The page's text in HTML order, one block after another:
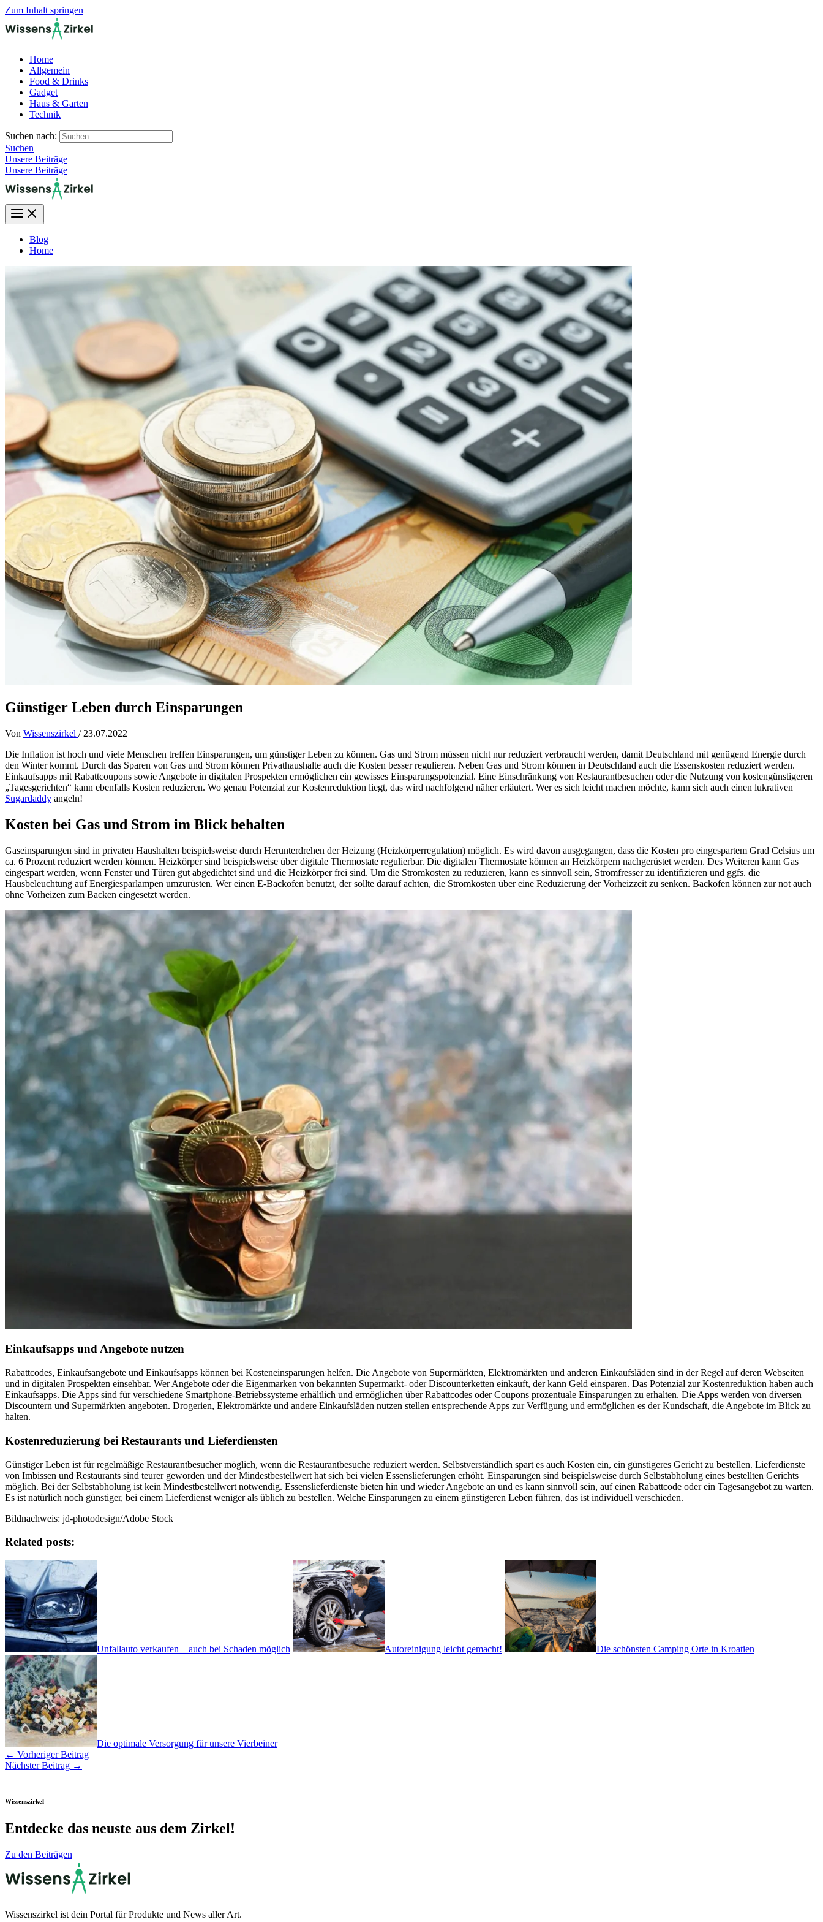
Zum Inhalt springen
Home
Allgemein
Food & Drinks
Gadget
Haus & Garten
Technik
Suchen nach:
Suchen
Unsere Beiträge
Unsere Beiträge
Blog
Home
Günstiger Leben durch Einsparungen
Von Wissenszirkel / 23.07.2022
Die Inflation ist hoch und viele Menschen treffen Einsparungen, um günstiger Leben zu können. Gas und Strom müssen nicht nur reduziert verbraucht werden, damit Deutschland mit genügend Energie durch
den Winter kommt. Durch das Sparen von Gas und Strom können Privathaushalte auch die Kosten besser regulieren. Neben Gas und Strom können in Deutschland auch die Essenskosten reduziert werden.
Einkaufsapps mit Rabattcoupons sowie Angebote in digitalen Prospekten ermöglichen ein gewisses Einsparungspotenzial. Eine Einschränkung von Restaurantbesuchen oder die Nutzung von kostengünstigeren
„Tagesgerichten“ kann ebenfalls Kosten reduzieren. Wo genau Potenzial zur Kostenreduktion liegt, das wird nachfolgend näher erläutert. Wer es sich leicht machen möchte, kann sich auch einen lukrativen
Sugardaddy angeln!
Kosten bei Gas und Strom im Blick behalten
Gaseinsparungen sind in privaten Haushalten beispielsweise durch Herunterdrehen der Heizung (Heizkörperregulation) möglich. Es wird davon ausgegangen, dass die Kosten pro eingespartem Grad Celsius um
ca. 6 Prozent reduziert werden können. Heizkörper sind beispielsweise über digitale Thermostate regulierbar. Die digitalen Thermostate können an Heizkörpern nachgerüstet werden. Des Weiteren kann Gas
eingespart werden, wenn Fenster und Türen gut abgedichtet sind und die Heizkörper frei sind. Um die Stromkosten zu reduzieren, kann es sinnvoll sein, Stromfresser zu identifizieren und ggfs. die
Hausbeleuchtung auf Energiesparlampen umzurüsten. Wer einen E-Backofen benutzt, der sollte darauf achten, die Stromkosten über eine Reduzierung der Vorheizzeit zu senken. Backofen können zur not auch
ohne Vorheizen zum Backen eingesetzt werden.
Einkaufsapps und Angebote nutzen
Rabattcodes, Einkaufsangebote und Einkaufsapps können bei Kosteneinsparungen helfen. Die Angebote von Supermärkten, Elektromärkten und anderen Einkaufsläden sind in der Regel auf deren Webseiten
und in digitalen Prospekten einsehbar. Wer Angebote oder die Eigenmarken von bekannten Supermarkt- oder Discounterketten einkauft, der kann Geld einsparen. Das Potenzial zur Kostenreduktion haben auch
Einkaufsapps. Die Apps sind für verschiedene Smartphone-Betriebssysteme erhältlich und ermöglichen über Rabattcodes oder Coupons prozentuale Einsparungen zu erhalten. Die Apps werden von diversen
Discountern und Supermärkten angeboten. Drogerien, Elektromärkte und andere Einkaufsläden nutzen stellen entsprechende Apps zur Verfügung und ermöglichen es der Kundschaft, die Angebote im Blick zu
halten.
Kostenreduzierung bei Restaurants und Lieferdiensten
Günstiger Leben ist für regelmäßige Restaurantbesucher möglich, wenn die Restaurantbesuche reduziert werden. Selbstverständlich spart es auch Kosten ein, ein günstigeres Gericht zu bestellen. Lieferdienste
von Imbissen und Restaurants sind teurer geworden und der Mindestbestellwert hat sich bei vielen Essenslieferungen erhöht. Einsparungen sind beispielsweise durch Selbstabholung eines bestellten Gerichts
möglich. Bei der Selbstabholung ist kein Mindestbestellwert notwendig. Essenslieferdienste bieten hin und wieder Angebote an und es kann sinnvoll sein, auf einen Rabattcode oder ein Tagesangebot zu warten.
Es ist natürlich noch günstiger, bei einem Lieferdienst weniger als üblich zu bestellen. Welche Einsparungen zu einem günstigeren Leben führen, das ist individuell verschieden.
Bildnachweis: jd-photodesign/Adobe Stock
Related posts:
Unfallauto verkaufen – auch bei Schaden möglich Autoreinigung leicht gemacht! Die schönsten Camping Orte in Kroatien
Die optimale Versorgung für unsere Vierbeiner
← Vorheriger Beitrag
Nächster Beitrag →
Wissenszirkel
Entdecke das neuste aus dem Zirkel!
Zu den Beiträgen
Wissenszirkel ist dein Portal für Produkte und News aller Art.